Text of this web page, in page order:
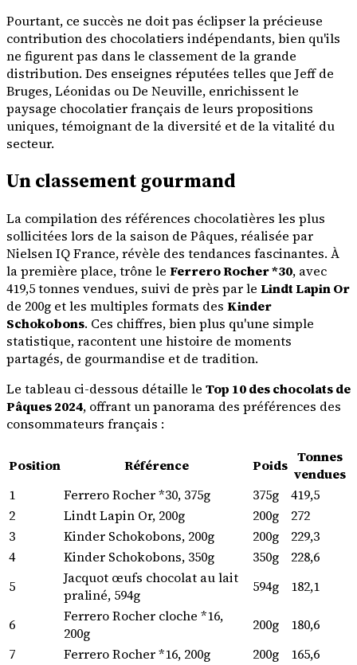
Pourtant, ce succès ne doit pas éclipser la précieuse
contribution des chocolatiers indépendants, bien qu'ils
ne figurent pas dans le classement de la grande
distribution. Des enseignes réputées telles que Jeff de
Bruges, Léonidas ou De Neuville, enrichissent le
paysage chocolatier français de leurs propositions
uniques, témoignant de la diversité et de la vitalité du
secteur.
Un classement gourmand
La compilation des références chocolatières les plus
sollicitées lors de la saison de Pâques, réalisée par
Nielsen IQ France, révèle des tendances fascinantes. À
la première place, trône le Ferrero Rocher *30, avec
419,5 tonnes vendues, suivi de près par le Lindt Lapin Or
de 200g et les multiples formats des Kinder
Schokobons. Ces chiffres, bien plus qu'une simple
statistique, racontent une histoire de moments
partagés, de gourmandise et de tradition.
Le tableau ci-dessous détaille le Top 10 des chocolats de
Pâques 2024, offrant un panorama des préférences des
consommateurs français :
Position Référence Poids Tonnes
vendues
1
Ferrero Rocher *30, 375g 375g
419,5
2
Lindt Lapin Or, 200g 200g
272
3
Kinder Schokobons, 200g 200g
229,3
4
Kinder Schokobons, 350g 350g
228,6
5
Jacquot œufs chocolat au lait
praliné, 594g
594g 182,1
6
Ferrero Rocher cloche *16,
200g
200g
180,6
7
Ferrero Rocher *16, 200g 200g
165,6